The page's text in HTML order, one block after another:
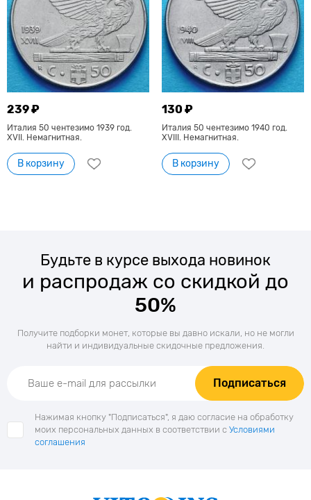
239 ₽
Италия 50 чентезимо 1939 год.
XVII. Немагнитная.
В корзину
130 ₽
Италия 50 чентезимо 1940 год.
XVIII. Немагнитная.
В корзину
Будьте в курсе выхода новинок
и распродаж со скидкой до
50%
Получите подборки монет, которые вы давно искали, но не могли
найти и индивидуальные скидочные предложения.
Подписаться
Нажимая кнопку "Подписаться", я даю согласие на обработку
моих персональных данных в соответствии с Условиями
соглашения